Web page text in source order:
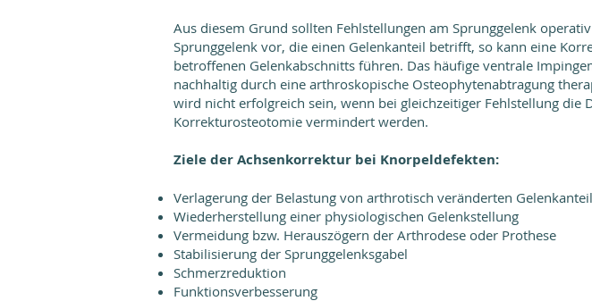
Aus diesem Grund sollten Fehlstellungen am Sprunggelenk
Sprunggelenk vor, die einen Gelenkanteil betrifft, so kann eine
betroffenen Gelenkabschnitts führen. Das häufige ventrale
nachhaltig durch eine arthroskopische Osteophytenabtragung
wird nicht erfolgreich sein, wenn bei gleichzeitiger Fehlstellung
Korrekturosteotomie vermindert werden.
Ziele der Achsenkorrektur bei Knorpeldefekten:
Verlagerung der Belastung von arthrotisch veränderten
Wiederherstellung einer physiologischen Gelenkstellung
Vermeidung bzw. Herauszögern der Arthrodese oder Prothese
Stabilisierung der Sprunggelenksgabel
Schmerzreduktion
Funktionsverbesserung